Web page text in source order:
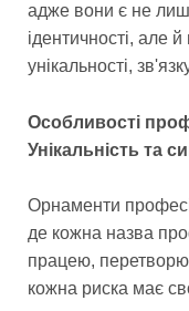
адже вони є не
ідентичності, але
унікальності,
Особливості
Унікальність та
Орнаменти
де кожна назва
працею,
кожна риска має